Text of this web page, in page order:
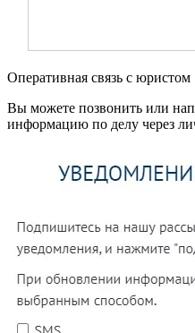
Оперативная связь с юристом
Вы можете позвонить или
информацию по делу через